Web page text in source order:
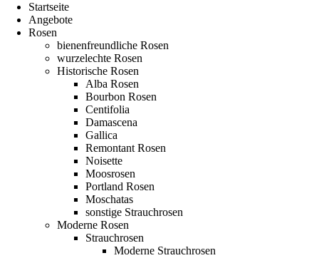
Startseite
Angebote
Rosen
bienenfreundliche Rosen
wurzelechte Rosen
Historische Rosen
Alba Rosen
Bourbon Rosen
Centifolia
Damascena
Gallica
Remontant Rosen
Noisette
Moosrosen
Portland Rosen
Moschatas
sonstige Strauchrosen
Moderne Rosen
Strauchrosen
Moderne Strauchrosen